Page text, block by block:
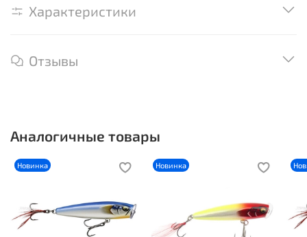
Характеристики
Отзывы
Аналогичные товары
Новинка Новинка